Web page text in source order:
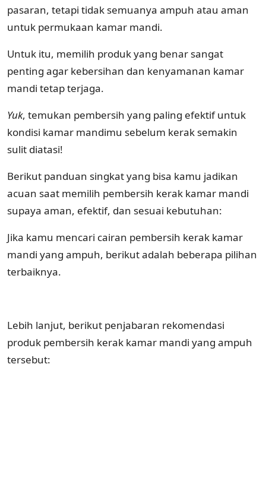
pasaran, tetapi tidak semuanya ampuh atau aman
untuk permukaan kamar mandi.
Untuk itu, memilih produk yang benar sangat
penting agar kebersihan dan kenyamanan kamar
mandi tetap terjaga.
Yuk, temukan pembersih yang paling efektif untuk
kondisi kamar mandimu sebelum kerak semakin
sulit diatasi!
Berikut panduan singkat yang bisa kamu jadikan
acuan saat memilih pembersih kerak kamar mandi
supaya aman, efektif, dan sesuai kebutuhan:
Jika kamu mencari cairan pembersih kerak kamar
mandi yang ampuh, berikut adalah beberapa pilihan
terbaiknya.
Lebih lanjut, berikut penjabaran rekomendasi
produk pembersih kerak kamar mandi yang ampuh
tersebut: